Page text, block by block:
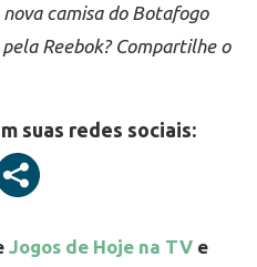
camisa do Botafogo
Reebok? Compartilhe o
suas redes sociais:
Jogos de Hoje na TV e